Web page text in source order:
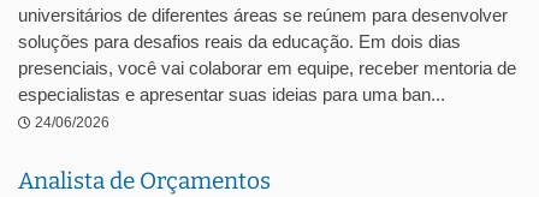
universitários de diferentes áreas se reúnem para desenvolver
soluções para desafios reais da educação. Em dois dias
presenciais, você vai colaborar em equipe, receber mentoria de
especialistas e apresentar suas ideias para uma ban...
24/06/2026
Analista de Orçamentos